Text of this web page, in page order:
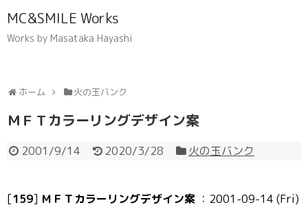
MC&SMILE Works
Works by Masataka Hayashi
ホーム 火の玉バンク
ＭＦＴカラーリングデザイン案
2001/9/14 2020/3/28 火の玉バンク
[159] ＭＦＴカラーリングデザイン案 ：2001-09-14 (Fri)